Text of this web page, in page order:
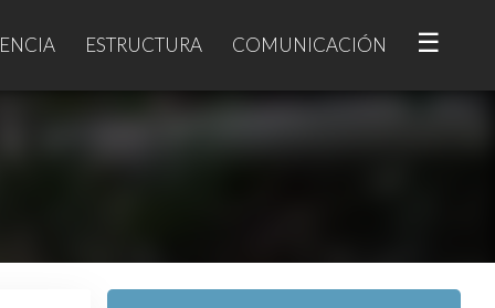
ESTRUCTURA COMUNICACIÓN ☰